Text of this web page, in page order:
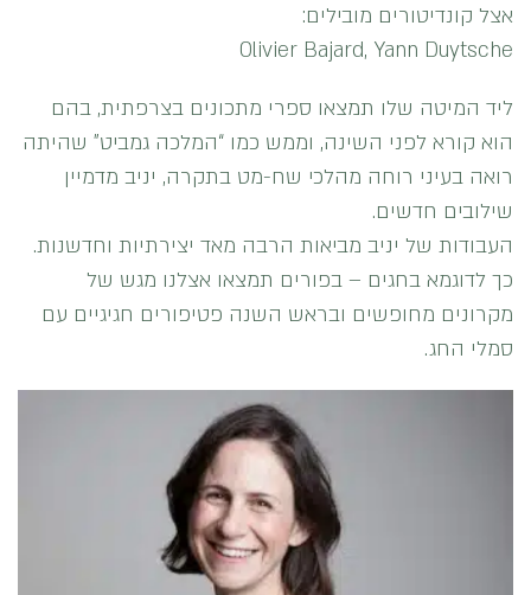
אצל קונדיטורים מובילים:
Olivier Bajard, Yann Duytsche
ליד המיטה שלו תמצאו ספרי מתכונים בצרפתית, בהם
הוא קורא לפני השינה, וממש כמו “המלכה גמביט” שהיתה
רואה בעיני רוחה מהלכי שח-מט בתקרה, יניב מדמיין
שילובים חדשים.
העבודות של יניב מביאות הרבה מאד יצירתיות וחדשנות.
כך לדוגמא בחגים – בפורים תמצאו אצלנו מגש של
מקרונים מחופשים ובראש השנה פטיפורים חגיגיים עם
סמלי החג.